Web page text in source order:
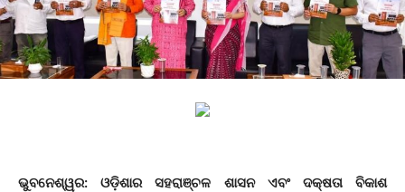
ଭୁବନେଶ୍ୱର: ଓଡ଼ିଶାର ସହରାଞ୍ଚଳ ଶାସନ ଏବଂ ଦକ୍ଷତା ବିକାଶ